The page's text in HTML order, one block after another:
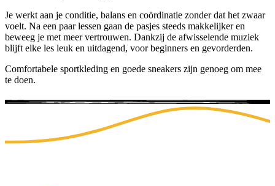
Je werkt aan je conditie, balans en coördinatie zonder dat het zwaar
voelt. Na een paar lessen gaan de pasjes steeds makkelijker en
beweeg je met meer vertrouwen. Dankzij de afwisselende muziek
blijft elke les leuk en uitdagend, voor beginners en gevorderden.
Comfortabele sportkleding en goede sneakers zijn genoeg om mee
te doen.